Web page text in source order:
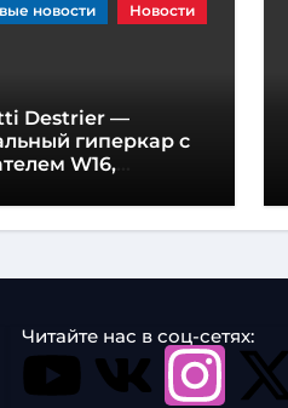
новости Новости
Destrier —
гиперкар с
W16,
сил и
всего один метр
Читайте нас в соц-сетях: